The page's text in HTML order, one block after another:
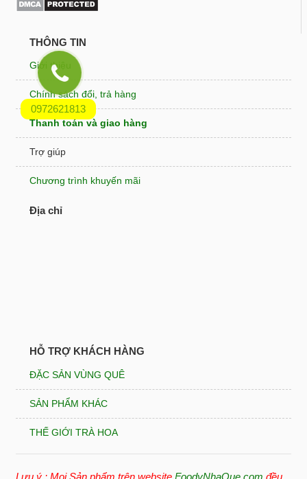
0972621813
THÔNG TIN
Giới thiệu
Chính sách đổi, trả hàng
Thanh toán và giao hàng
Trợ giúp
Chương trình khuyến mãi
Địa chỉ
HỖ TRỢ KHÁCH HÀNG
ĐẶC SẢN VÙNG QUÊ
SẢN PHẨM KHÁC
THẾ GIỚI TRÀ HOA
Lưu ý : Mọi Sản phẩm trên website FoodyNhaQue.com đều